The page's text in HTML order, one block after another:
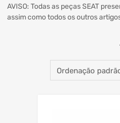
AVISO: Todas as peças SEAT
assim como todos os outros